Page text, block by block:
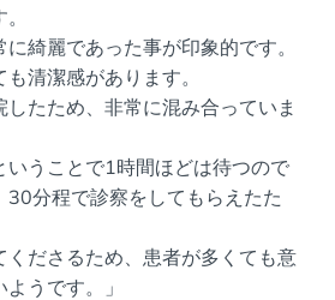
綺麗であった事が印象的です。
清潔感があります。
たため、非常に混み合っていま
いうことで1時間ほどは待つので
30分程で診察をしてもらえたた
くださるため、患者が多くても意
うです。」